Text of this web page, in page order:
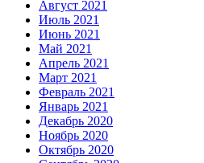
Август 2021
Июль 2021
Июнь 2021
Май 2021
Апрель 2021
Март 2021
Февраль 2021
Январь 2021
Декабрь 2020
Ноябрь 2020
Октябрь 2020